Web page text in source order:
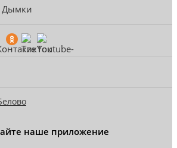
Дымки
наше приложение